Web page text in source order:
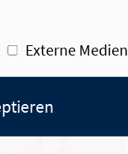
Bild
NEFF
Externe Medien